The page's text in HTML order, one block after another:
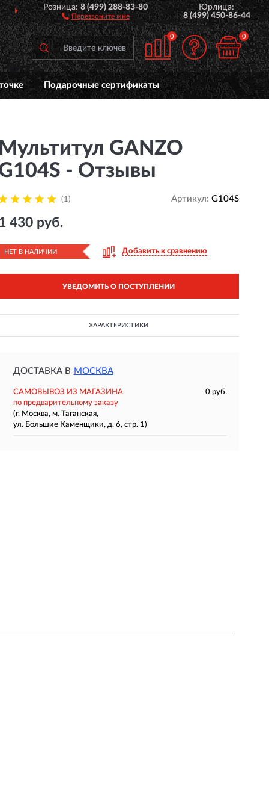
ДОСТАВИМ ПО ВСЕЙ РОССИИ
Розница:8 (499) 288-83-80
Перезвоните мне
Юрлица:
8 (499) 450-86-44
0 0
Подарочные сертификаты
GANZO
- Отзывы
(1) Артикул: G104S
430 руб.
НЕТ В НАЛИЧИИ Добавить к сравнению
УВЕДОМИТЬ О ПОСТУПЛЕНИИ
ХАРАКТЕРИСТИКИ
ДОСТАВКА В МОСКВА
САМОВЫВОЗ ИЗ МАГАЗИНА
0 руб.
по предварительному заказу
(г. Москва, м. Таганская,
ул. Большие Каменщики, д. 6, стр. 1)